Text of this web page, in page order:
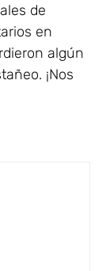
de
en
algún
¡Nos